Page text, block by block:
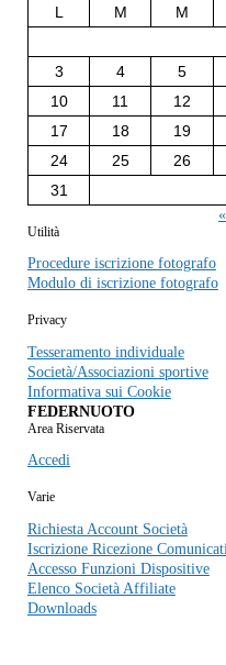
L M M
3
4 5
10
11 12
17
18 19
24
25 26
31
Utilità
Procedure iscrizione fotografo
Modulo di iscrizione fotografo
Privacy
Tesseramento individuale
Società/Associazioni sportive
Informativa sui Cookie
FEDERNUOTO
Area Riservata
Accedi
Varie
Richiesta Account Società
Iscrizione Ricezione Comunicati
Accesso Funzioni Dispositive
Elenco Società Affiliate
Downloads